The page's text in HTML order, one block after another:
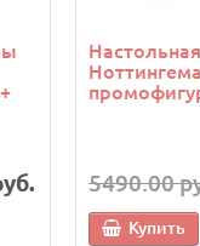
5490.00
Купить